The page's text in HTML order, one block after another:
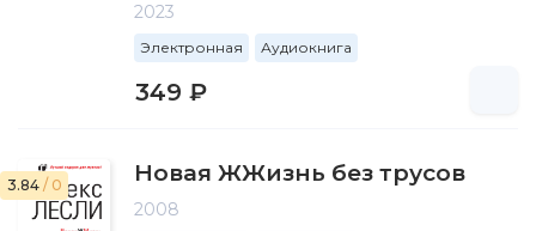
2023
Электронная Аудиокнига
349 ₽
3.84 / 0 Новая ЖЖизнь без трусов
2008